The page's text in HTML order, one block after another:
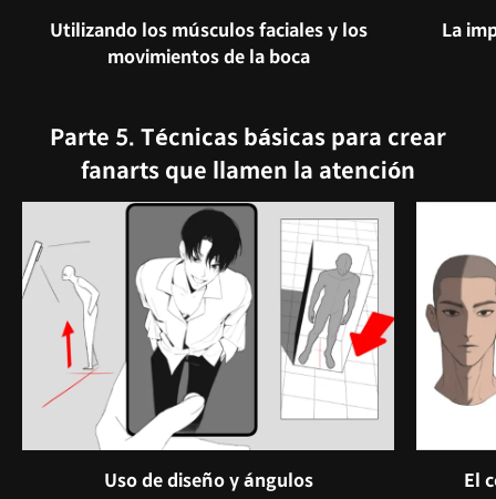
Utilizando los músculos faciales y los
movimientos de la boca
La
Parte 5. Técnicas básicas para crear
fanarts que llamen la atención
Uso de diseño y ángulos El